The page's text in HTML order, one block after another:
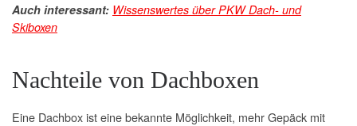
Auch interessant: Wissenswertes über PKW Dach- und
Skiboxen
Nachteile von Dachboxen
Eine Dachbox ist eine bekannte Möglichkeit, mehr Gepäck mit